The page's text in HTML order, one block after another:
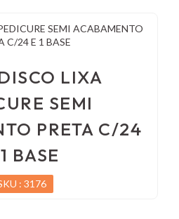
LIXA
SEMI
PRETA C/24
BASE
: 3176